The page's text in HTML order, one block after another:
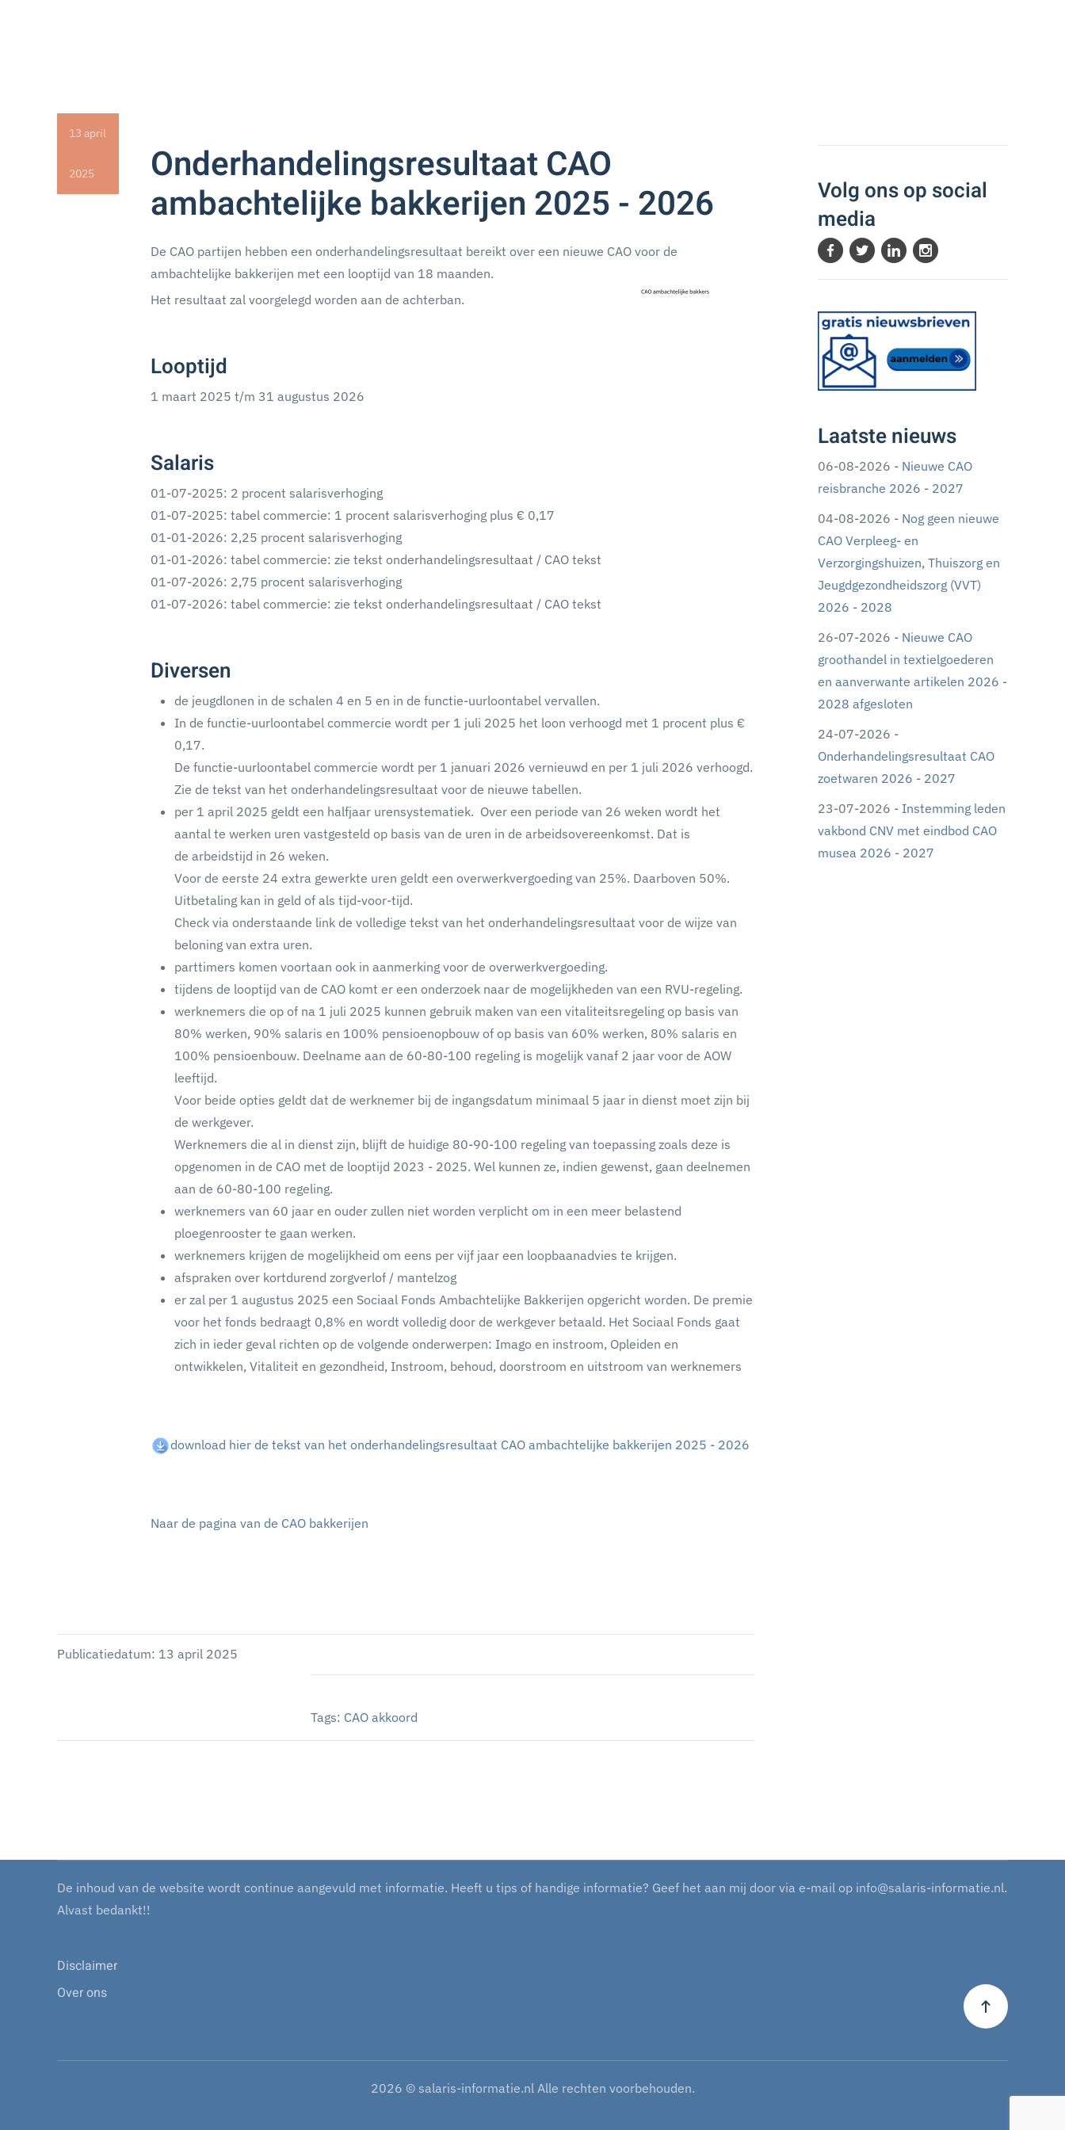
13 april
2025
Onderhandelingsresultaat CAO
ambachtelijke bakkerijen 2025 - 2026
De CAO partijen hebben een onderhandelingsresultaat bereikt over een nieuwe CAO voor de
ambachtelijke bakkerijen met een looptijd van 18 maanden.
Het resultaat zal voorgelegd worden aan de achterban.
Looptijd
1 maart 2025 t/m 31 augustus 2026
Salaris
01-07-2025: 2 procent salarisverhoging
01-07-2025: tabel commercie: 1 procent salarisverhoging plus € 0,17
01-01-2026: 2,25 procent salarisverhoging
01-01-2026: tabel commercie: zie tekst onderhandelingsresultaat / CAO tekst
01-07-2026: 2,75 procent salarisverhoging
01-07-2026: tabel commercie: zie tekst onderhandelingsresultaat / CAO tekst
Diversen
de jeugdlonen in de schalen 4 en 5 en in de functie-uurloontabel vervallen.
In de functie-uurloontabel commercie wordt per 1 juli 2025 het loon verhoogd met 1 procent plus €
0,17.
De functie-uurloontabel commercie wordt per 1 januari 2026 vernieuwd en per 1 juli 2026 verhoogd.
Zie de tekst van het onderhandelingsresultaat voor de nieuwe tabellen.
per 1 april 2025 geldt een halfjaar urensystematiek. Over een periode van 26 weken wordt het
aantal te werken uren vastgesteld op basis van de uren in de arbeidsovereenkomst. Dat is
de arbeidstijd in 26 weken.
Voor de eerste 24 extra gewerkte uren geldt een overwerkvergoeding van 25%. Daarboven 50%.
Uitbetaling kan in geld of als tijd-voor-tijd.
Check via onderstaande link de volledige tekst van het onderhandelingsresultaat voor de wijze van
beloning van extra uren.
parttimers komen voortaan ook in aanmerking voor de overwerkvergoeding.
tijdens de looptijd van de CAO komt er een onderzoek naar de mogelijkheden van een RVU-regeling.
werknemers die op of na 1 juli 2025 kunnen gebruik maken van een vitaliteitsregeling op basis van
80% werken, 90% salaris en 100% pensioenopbouw of op basis van 60% werken, 80% salaris en
100% pensioenbouw. Deelname aan de 60-80-100 regeling is mogelijk vanaf 2 jaar voor de AOW
leeftijd.
Voor beide opties geldt dat de werknemer bij de ingangsdatum minimaal 5 jaar in dienst moet zijn bij
de werkgever.
Werknemers die al in dienst zijn, blijft de huidige 80-90-100 regeling van toepassing zoals deze is
opgenomen in de CAO met de looptijd 2023 - 2025. Wel kunnen ze, indien gewenst, gaan deelnemen
aan de 60-80-100 regeling.
werknemers van 60 jaar en ouder zullen niet worden verplicht om in een meer belastend
ploegenrooster te gaan werken.
werknemers krijgen de mogelijkheid om eens per vijf jaar een loopbaanadvies te krijgen.
afspraken over kortdurend zorgverlof / mantelzog
er zal per 1 augustus 2025 een Sociaal Fonds Ambachtelijke Bakkerijen opgericht worden. De premie
voor het fonds bedraagt 0,8% en wordt volledig door de werkgever betaald. Het Sociaal Fonds gaat
zich in ieder geval richten op de volgende onderwerpen: Imago en instroom, Opleiden en
ontwikkelen, Vitaliteit en gezondheid, Instroom, behoud, doorstroom en uitstroom van werknemers
download hier de tekst van het onderhandelingsresultaat CAO ambachtelijke bakkerijen 2025 - 2026
Naar de pagina van de CAO bakkerijen
Publicatiedatum: 13 april 2025
Tags: CAO akkoord
Volg ons op social
media
Laatste nieuws
06-08-2026 - Nieuwe CAO
reisbranche 2026 - 2027
04-08-2026 - Nog geen nieuwe
CAO Verpleeg- en
Verzorgingshuizen, Thuiszorg en
Jeugdgezondheidszorg (VVT)
2026 - 2028
26-07-2026 - Nieuwe CAO
groothandel in textielgoederen
en aanverwante artikelen 2026 -
2028 afgesloten
24-07-2026 -
Onderhandelingsresultaat CAO
zoetwaren 2026 - 2027
23-07-2026 - Instemming leden
vakbond CNV met eindbod CAO
musea 2026 - 2027
De inhoud van de website wordt continue aangevuld met informatie. Heeft u tips of handige informatie? Geef het aan mij door via e-mail op info@salaris-informatie.nl.
Alvast bedankt!!
Disclaimer
Over ons
2026 © salaris-informatie.nl Alle rechten voorbehouden.